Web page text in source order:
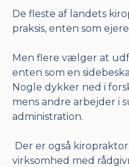
De fleste af landets
praksis, enten som
Men flere vælger at
enten som en
Nogle dykker ned i
mens andre arbejder i
administration.
Der er også
virksomhed med